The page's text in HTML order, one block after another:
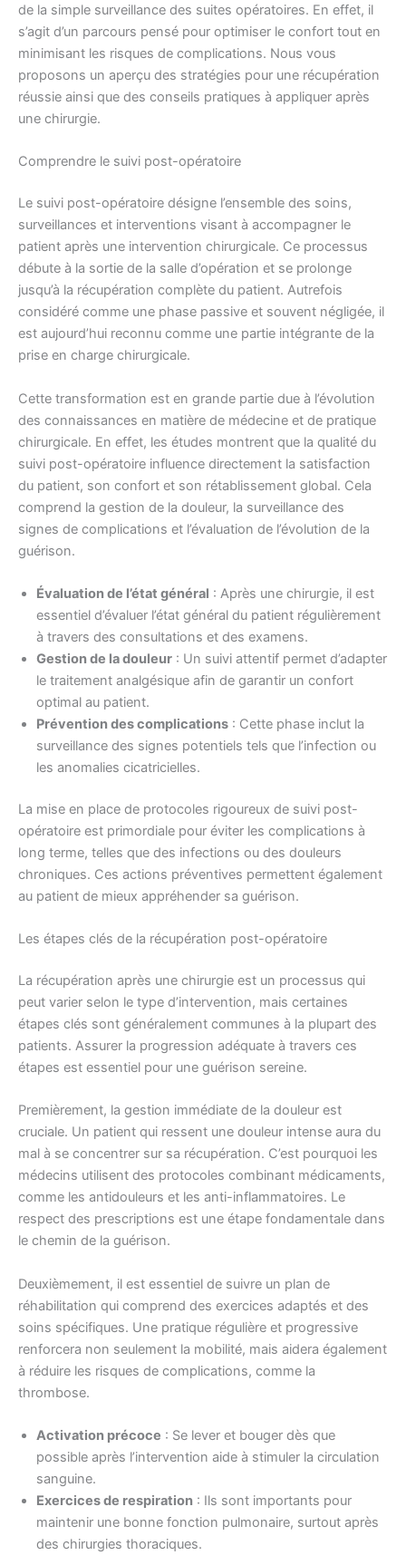
de la simple surveillance des suites opératoires. En effet, il
s’agit d’un parcours pensé pour optimiser le confort tout en
minimisant les risques de complications. Nous vous
proposons un aperçu des stratégies pour une récupération
réussie ainsi que des conseils pratiques à appliquer après
une chirurgie.
Comprendre le suivi post-opératoire
Le suivi post-opératoire désigne l’ensemble des soins,
surveillances et interventions visant à accompagner le
patient après une intervention chirurgicale. Ce processus
débute à la sortie de la salle d’opération et se prolonge
jusqu’à la récupération complète du patient. Autrefois
considéré comme une phase passive et souvent négligée, il
est aujourd’hui reconnu comme une partie intégrante de la
prise en charge chirurgicale.
Cette transformation est en grande partie due à l’évolution
des connaissances en matière de médecine et de pratique
chirurgicale. En effet, les études montrent que la qualité du
suivi post-opératoire influence directement la satisfaction
du patient, son confort et son rétablissement global. Cela
comprend la gestion de la douleur, la surveillance des
signes de complications et l’évaluation de l’évolution de la
guérison.
Évaluation de l’état général : Après une chirurgie, il est
essentiel d’évaluer l’état général du patient régulièrement
à travers des consultations et des examens.
Gestion de la douleur : Un suivi attentif permet d’adapter
le traitement analgésique afin de garantir un confort
optimal au patient.
Prévention des complications : Cette phase inclut la
surveillance des signes potentiels tels que l’infection ou
les anomalies cicatricielles.
La mise en place de protocoles rigoureux de suivi post-
opératoire est primordiale pour éviter les complications à
long terme, telles que des infections ou des douleurs
chroniques. Ces actions préventives permettent également
au patient de mieux appréhender sa guérison.
Les étapes clés de la récupération post-opératoire
La récupération après une chirurgie est un processus qui
peut varier selon le type d’intervention, mais certaines
étapes clés sont généralement communes à la plupart des
patients. Assurer la progression adéquate à travers ces
étapes est essentiel pour une guérison sereine.
Premièrement, la gestion immédiate de la douleur est
cruciale. Un patient qui ressent une douleur intense aura du
mal à se concentrer sur sa récupération. C’est pourquoi les
médecins utilisent des protocoles combinant médicaments,
comme les antidouleurs et les anti-inflammatoires. Le
respect des prescriptions est une étape fondamentale dans
le chemin de la guérison.
Deuxièmement, il est essentiel de suivre un plan de
réhabilitation qui comprend des exercices adaptés et des
soins spécifiques. Une pratique régulière et progressive
renforcera non seulement la mobilité, mais aidera également
à réduire les risques de complications, comme la
thrombose.
Activation précoce : Se lever et bouger dès que
possible après l’intervention aide à stimuler la circulation
sanguine.
Exercices de respiration : Ils sont importants pour
maintenir une bonne fonction pulmonaire, surtout après
des chirurgies thoraciques.